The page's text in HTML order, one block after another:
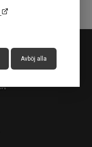
Avböj alla